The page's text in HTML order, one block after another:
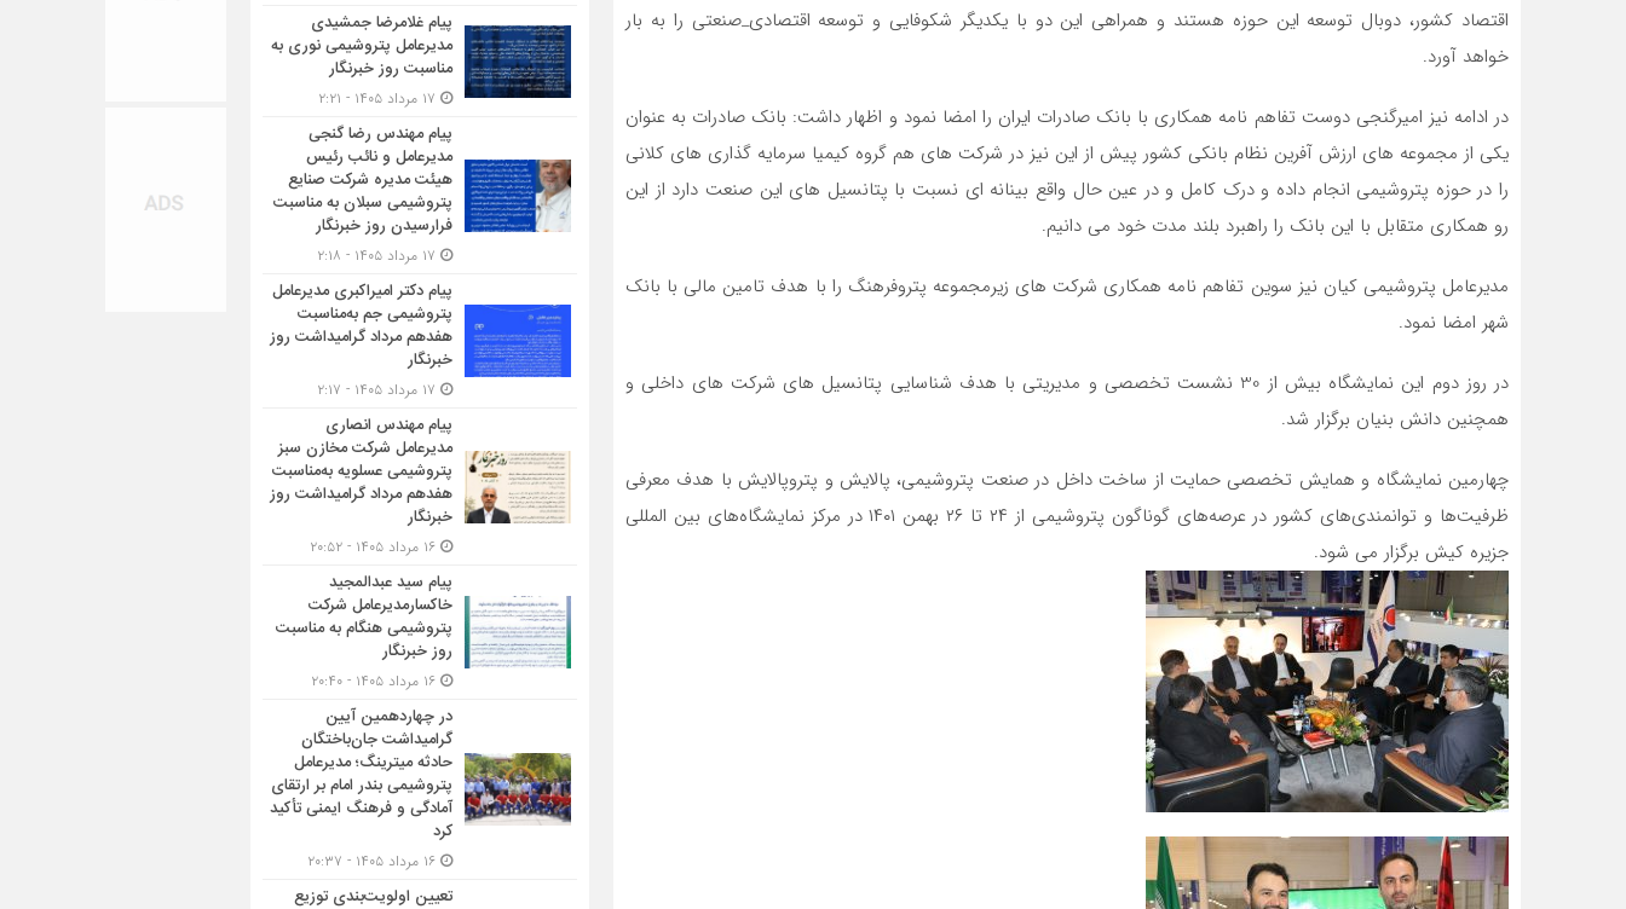
اقتصاد کشور، دوبال توسعه این حوزه هستند و همراهی این دو با یکدیگر شکوفایی و توسعه اقتصادی_صنعتی را به بار
خواهد آورد.
در ادامه نیز امیرگنجی دوست تفاهم نامه همکاری با بانک صادرات ایران را امضا نمود و اظهار داشت: بانک صادرات به عنوان
یکی از مجموعه های ارزش آفرین نظام بانکی کشور پیش از این نیز در شرکت های هم گروه کیمیا سرمایه گذاری های کلانی
را در حوزه پتروشیمی انجام داده و درک کامل و در عین حال واقع بینانه ای نسبت با پتانسیل های این صنعت دارد از این
رو همکاری متقابل با این بانک را راهبرد بلند مدت خود می دانیم.
مدیرعامل پتروشیمی کیان نیز سوین تفاهم نامه همکاری شرکت های زیرمجموعه پتروفرهنگ را با هدف تامین مالی با بانک
شهر امضا نمود.
در روز دوم این نمایشگاه بیش از 30 نشست تخصصی و مدیریتی با هدف شناسایی پتانسیل های شرکت های داخلی و
همچنین دانش بنیان برگزار شد.
چهارمین نمایشگاه و همایش تخصصی حمایت از ساخت داخل در صنعت پتروشیمی، پالایش و پتروپالایش با هدف معرفی
ظرفیت‌ها و توانمندی‌های کشور در عرصه‌های گوناگون پتروشیمی از ۲۴ تا ۲۶ بهمن ۱۴۰۱ در مرکز نمایشگاه‌های بین المللی
جزیره کیش برگزار می شود.
پیام غلامرضا جمشیدی
مدیرعامل پتروشیمی نوری به
مناسبت روز خبرنگار
پیام مهندس رضا گنجی
مدیرعامل و نائب رئیس
هیئت مدیره شرکت صنایع
پتروشیمی سبلان به مناسبت
فرارسیدن روز خبرنگار
پیام دکتر امیراکبری مدیرعامل
پتروشیمی جم به‌مناسبت
هفدهم مرداد گرامیداشت روز
خبرنگار
پیام مهندس انصاری
مدیرعامل شرکت مخازن سبز
پتروشیمی عسلویه به‌مناسبت
هفدهم مرداد گرامیداشت روز
خبرنگار
پیام سید عبدالمجید
خاکسارمدیرعامل شرکت
پتروشیمی هنگام به مناسبت
روز خبرنگار
در چهاردهمین آیین
گرامیداشت جان‌باختگان
حادثه میترینگ؛ مدیرعامل
پتروشیمی بندر امام بر ارتقای
آمادگی و فرهنگ ایمنی تأکید
کرد
تعیین اولویت‌بندی توزیع